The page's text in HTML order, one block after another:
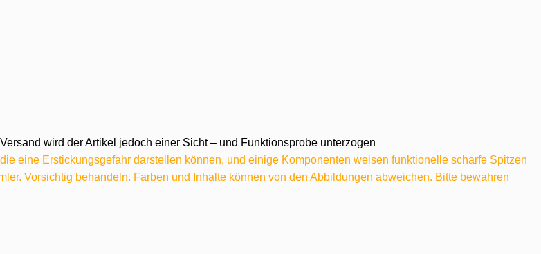
wird der Artikel jedoch einer Sicht – und Funktionsprobe unterzogen
eine Erstickungsgefahr darstellen können, und einige Komponenten weisen funktionelle scharfe Spitzen
Vorsichtig behandeln. Farben und Inhalte können von den Abbildungen abweichen. Bitte bewahren